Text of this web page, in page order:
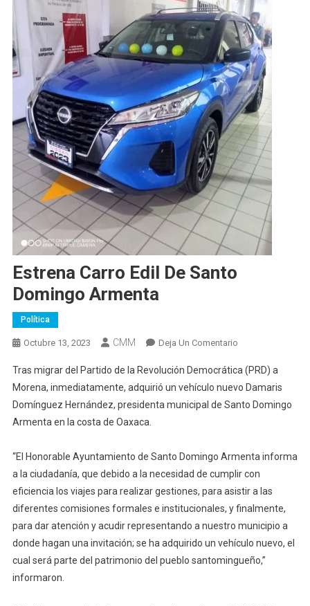
Estrena Carro Edil De Santo
Domingo Armenta
Política
Octubre 13, 2023 CMM Deja Un ComentarioEn
Carro
Edil
De
Armenta
Tras migrar del Partido de la Revolución Democrática (PRD) a
Morena, inmediatamente, adquirió un vehículo nuevo Damaris
Domínguez Hernández, presidenta municipal de Santo Domingo
Armenta en la costa de Oaxaca.
“El Honorable Ayuntamiento de Santo Domingo Armenta informa
a la ciudadanía, que debido a la necesidad de cumplir con
eficiencia los viajes para realizar gestiones, para asistir a las
diferentes comisiones formales e institucionales, y finalmente,
para dar atención y acudir representando a nuestro municipio a
donde hagan una invitación; se ha adquirido un vehículo nuevo, el
cual será parte del patrimonio del pueblo santomingueño,”
informaron.